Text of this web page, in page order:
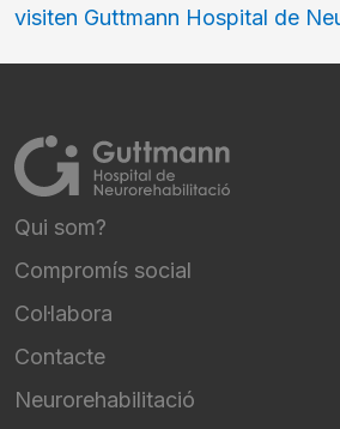
visiten Guttmann Hospital de
FOOTER NAVIGATION
Qui som?
Compromís social
Col·labora
Contacte
Neurorehabilitació